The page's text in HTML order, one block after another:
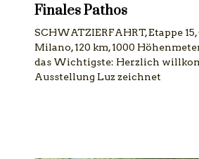
Finales Pathos
SCHWATZIERFAHRT, Etappe 15,
Milano, 120 km, 1000
das Wichtigste: Herzlich
Ausstellung Luz zeichnet